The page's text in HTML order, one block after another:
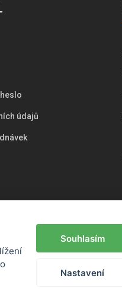
údajů
Souhlasím
Nastavení